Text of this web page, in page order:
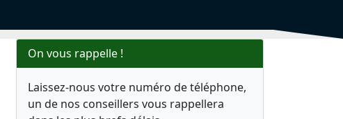
On vous rappelle !
Laissez-nous votre numéro de téléphone,
un de nos conseillers vous rappellera